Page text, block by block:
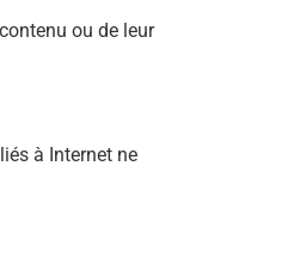
ou de leur
à Internet ne